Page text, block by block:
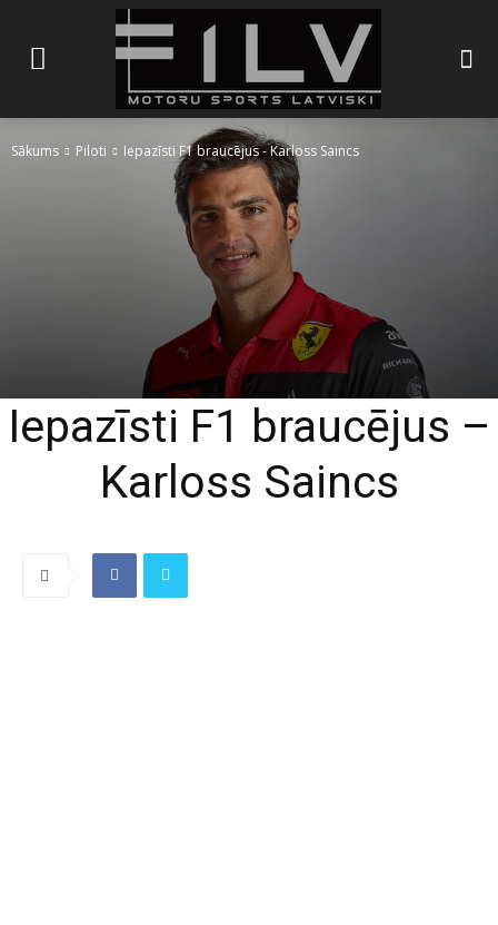
Sākums Piloti Iepazīsti F1 braucējus - Karloss Saincs
Iepazīsti F1 braucējus –
Karloss Saincs